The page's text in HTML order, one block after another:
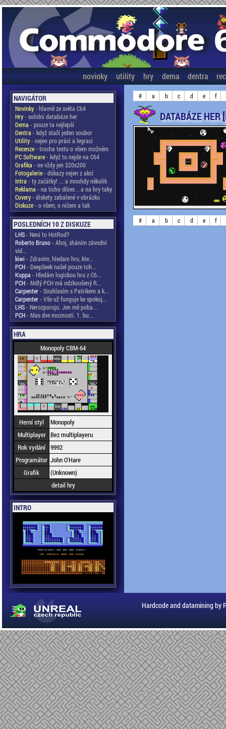
novinky utility hry dema dentra
NAVIGÁTOR
Novinky- hlavně ze světa C64
Hry- solidní databáze her
Dema - pouze ta nejlepší
Dentra - když stačí jeden soubor
Utility- nejen pro práci a legraci
Recenze- trocha textu o všem možném
PC Software- když to nejde na C64
Grafika - ne vždy jen 320x200
Fotogalerie- důkazy nejen z akcí
Intra - ty začátky! ... a mnohdy několik
Reklama - na ticho dňies .. a na hry taky
Covery- diskety zabalené v obrázku
Diskuze- o všem, o ničem a tak
POSLEDNÍCH 10 Z DISKUZE
LHS- Není to HotRod?
Roberto Bruno- Ahoj, sháním závodní
vid...
kiwi - Zdravim, hledam hru, kte...
PCH- DeepSeek našel pouze toh...
Kuppa - Hledám logickou hru z C6...
PCH- Mdlý PCH má odzkoušený R...
Carpenter- Souhlasím s Patrikem a k...
Carpenter- Vše už funguje ke spokoj...
LHS- Nerozporuju. Jen mě poba...
PCH- Mas dve moznosti. 1. bu...
HRA
Monopoly CBM-64
Herní styl
Monopoly
Multiplayer Bez multiplayeru
Rok vydání 9992
Programátor John O'Hare
Grafik
(Unknown)
detail hry
INTRO
# a b c d e f
DATABÁZE
# a b c d e f
Hardcode and datamining by